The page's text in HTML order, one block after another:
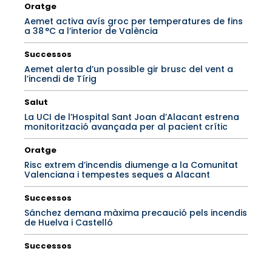
Oratge
Aemet activa avís groc per temperatures de fins
a 38 °C a l’interior de València
Successos
Aemet alerta d’un possible gir brusc del vent a
l’incendi de Tírig
Salut
La UCI de l’Hospital Sant Joan d’Alacant estrena
monitorització avançada per al pacient crític
Oratge
Risc extrem d’incendis diumenge a la Comunitat
Valenciana i tempestes seques a Alacant
Successos
Sánchez demana màxima precaució pels incendis
de Huelva i Castelló
Successos